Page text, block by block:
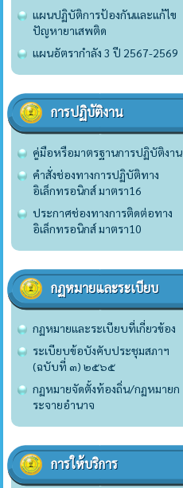
แผนปฏิบัติการป้องกันและแก้ไข
ปัญหายาเสพติด
แผนอัตรากำลัง 3 ปี 2567-2569
การปฏิบัติงาน
คู่มือหรือมาตรฐานการปฏิบัติงาน
คำสั่งช่องทางการปฏิบัติทาง
อิเล็กทรอนิกส์ มาตรา16
ประกาศช่องทางการติดต่อทาง
อิเล็กทรอนิกส์ มาตรา10
กฏหมายและระเบียบ
กฏหมายและระเบียบที่เกี่ยวข้อง
ระเบียบข้อบังคับประชุมสภาฯ
(ฉบับที่ ๓) ๒๕๖๕
กฏหมายจัดตั้งท้องถิ่น/กฏหมายก
ระจายอำนาจ
การให้บริการ